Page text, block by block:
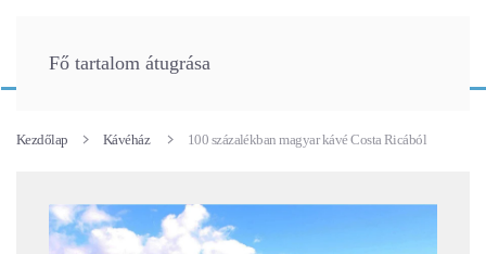
Fő tartalom átugrása
Kezdőlap Kávéház 100 százalékban magyar kávé Costa Ricából